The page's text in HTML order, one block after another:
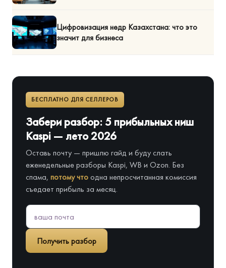
Цифровизация недр Казахстана: что это
значит для бизнеса
БЕСПЛАТНО ДЛЯ СЕЛЛЕРОВ
Забери разбор: 5 прибыльных ниш
Kaspi — лето 2026
Оставь почту — пришлю гайд и буду слать
еженедельные разборы Kaspi, WB и Ozon. Без
спама, потому чтоодна непросчитанная комиссия
съедает прибыль за месяц.
Получить разбор